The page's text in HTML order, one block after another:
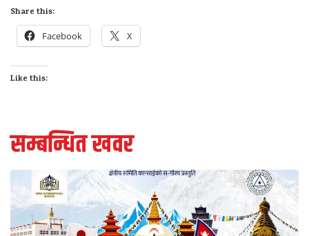
Share this:
Facebook X
Like this:
सम्बन्धित खवर